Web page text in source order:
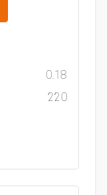
0.18
220